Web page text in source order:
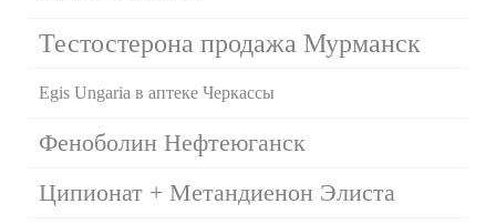
Тестостерона продажа Мурманск
Egis Ungaria в аптеке Черкассы
Феноболин Нефтеюганск
Ципионат + Метандиенон Элиста